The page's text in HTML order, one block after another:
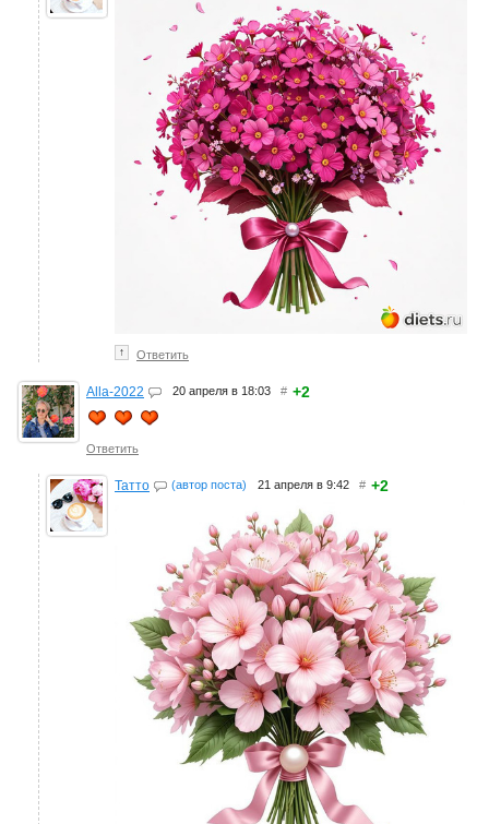
↑ Ответить
Alla-2022 20 апреля в 18:03 # +2
Ответить
Татто (автор поста) 21 апреля в 9:42 # +2